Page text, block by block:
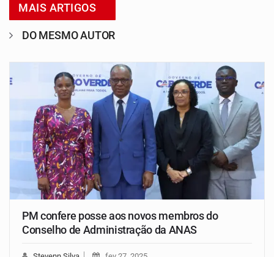
MAIS ARTIGOS
DO MESMO AUTOR
PM confere posse aos novos membros do
Conselho de Administração da ANAS